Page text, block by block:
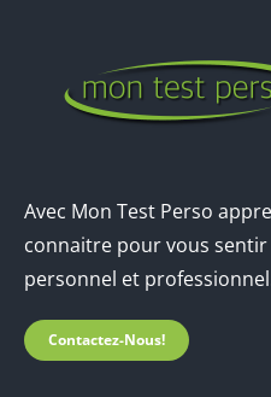
Avec Mon Test Perso
connaitre pour vous
personnel et
Contactez-Nous!